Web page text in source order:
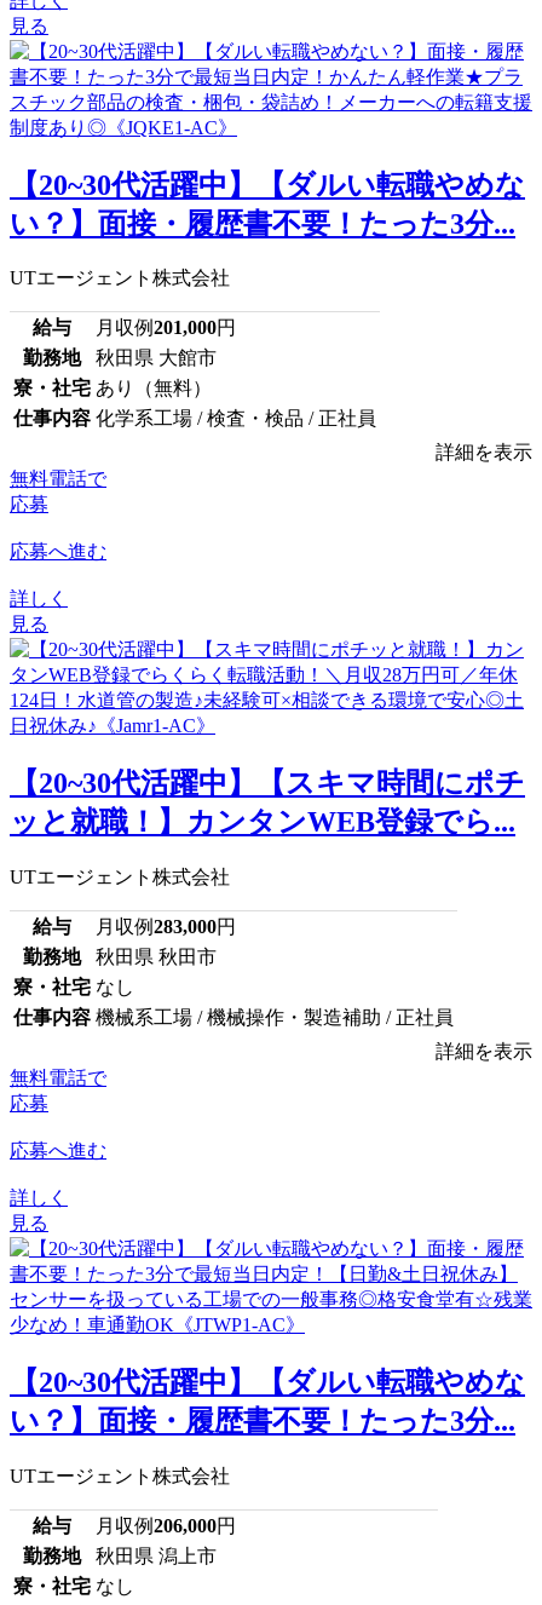
見る
【20~30代活躍中】【ダルい転職やめな
い？】面接・履歴書不要！たった3分...
UTエージェント株式会社
給与 月収例201,000円
勤務地
秋田県 大館市
寮・社宅 あり（無料）
仕事内容 化学系工場 / 検査・検品 / 正社員
詳細を表示
無料電話で
応募
応募へ進む
詳しく
見る
【20~30代活躍中】【スキマ時間にポチ
ッと就職！】カンタンWEB登録でら...
UTエージェント株式会社
給与 月収例283,000円
勤務地
秋田県 秋田市
寮・社宅 なし
仕事内容 機械系工場 / 機械操作・製造補助 / 正社員
詳細を表示
無料電話で
応募
応募へ進む
詳しく
見る
【20~30代活躍中】【ダルい転職やめな
い？】面接・履歴書不要！たった3分...
UTエージェント株式会社
給与 月収例206,000円
勤務地
秋田県 潟上市
寮・社宅 なし